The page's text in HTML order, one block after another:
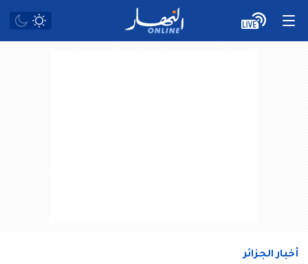
أخبار الجزائر